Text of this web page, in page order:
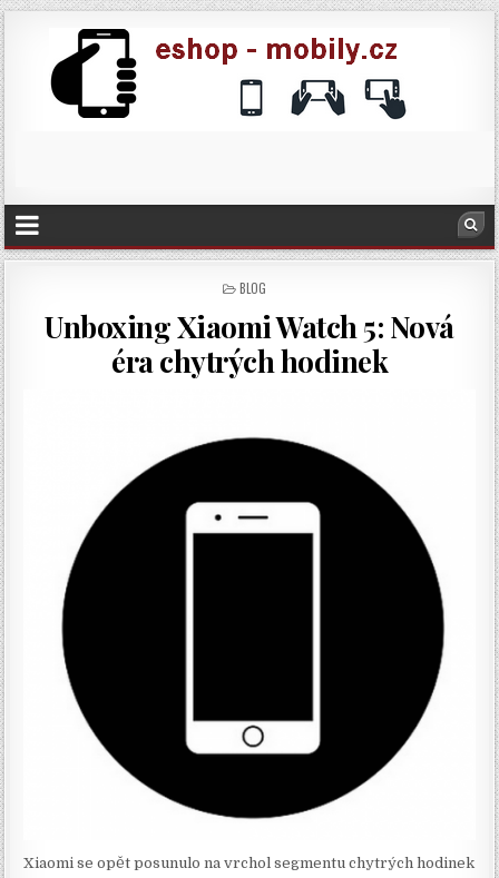
POSTED
BLOG
Unboxing Xiaomi Watch 5: Nová
éra chytrých hodinek
Xiaomi se opět posunulo na vrchol segmentu chytrých hodinek